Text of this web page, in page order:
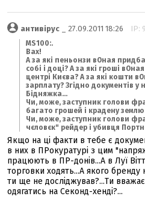
антивірус _ 27.09.2011 18:26 IP:
MS100:.
Вах!
А за які пеньонзи вОная
собі і доці? А за які гроші
центрі Києва? А за які кошти
зарплату? Згідно документів
Бідняжка...
Чи, може, заступник голови
багато грошей і крадену землю
Чи, може, заступник голови
чєловєк" рейдер і убивця
Якщо на ці факти в тебе є
в них в ПРокуратурі з цим
працюють в ПР-донів...А в Луї
торговки ходять...А якого
ти ще не досліджував?...Ти
одягатись на Секонд-хенді?...